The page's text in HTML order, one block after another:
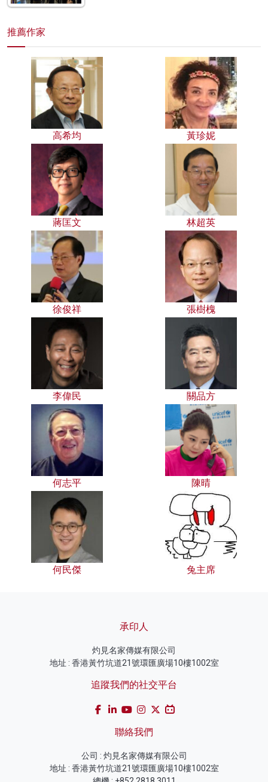
推薦作家
高希均 黃珍妮
蔣匡文 林超英
徐俊祥 張樹槐
李偉民 關品方
何志平 陳晴
何民傑 兔主席
承印人
灼見名家傳媒有限公司
地址 : 香港黃竹坑道21號環匯廣場10樓1002室
追蹤我們的社交平台
聯絡我們
公司 : 灼見名家傳媒有限公司
地址 : 香港黃竹坑道21號環匯廣場10樓1002室